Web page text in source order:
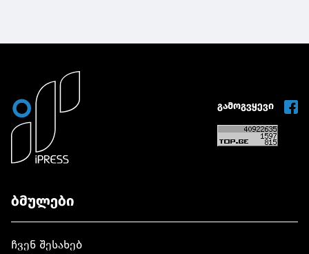
გამოგვყევი
ბმულები
ჩვენ შესახებ